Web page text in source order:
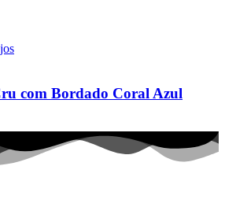
com Bordado Coral Azul